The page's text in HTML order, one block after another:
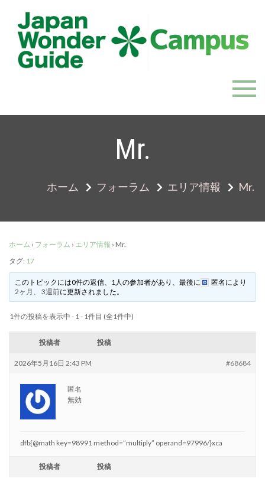
content
JapanWonderGuide Campus
「日本のガイドの質を世界一に」を目指すガイドコミ
Mr.
ホーム フォーラム エリア情報 Mr.
ホーム › フォーラム › エリア情報 › Mr.
タグ: 17
このトピックには0件の返信、1人の参加者があり、最後に 匿名 により
2ヶ月、 3週前に更新されました。
1件の投稿を表示中 - 1 - 1件目 (全1件中)
投稿者 投稿
2026年5月16日 2:43 PM #68684
匿名
無効
dfb{@math key=98991 method=”multiply” operand=97996/}xca
投稿者 投稿